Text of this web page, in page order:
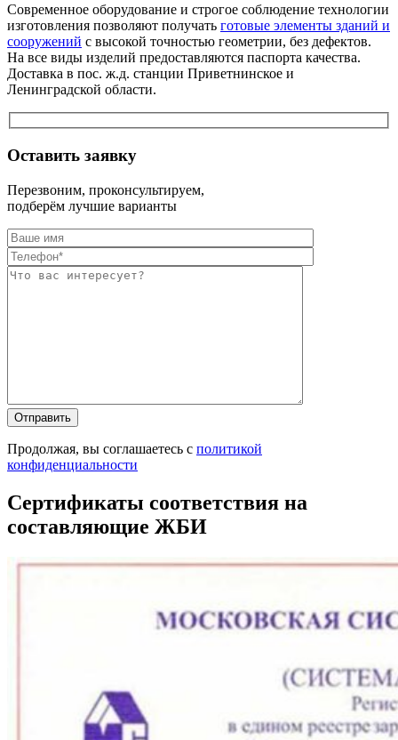
Современное оборудование и строгое соблюдение технологии
изготовления позволяют получать готовые элементы зданий и
сооружений с высокой точностью геометрии, без дефектов.
На все виды изделий предоставляются паспорта качества.
Доставка в пос. ж.д. станции Приветнинское и
Ленинградской области.
Оставить заявку
Перезвоним, проконсультируем,
подберём лучшие варианты
Продолжая, вы соглашаетесь с политикой
конфиденциальности
Сертификаты соответствия на
составляющие ЖБИ